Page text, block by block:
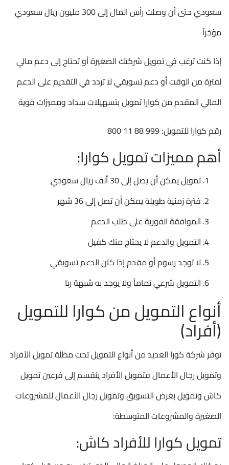
سعودي حتى أن وصلت رأس المال إلى 300 مليون ريال سعودي
مؤخراً
إذا كنت ترغب في تمويل شركتك الصغيرة أو تحتاج إلى دعم مالي
لفترة من الوقت أو دعم تسويقي لا تردد في التقديم على الدعم
المالي المقدم من كوارا تمويل بتسهيلات سداد ومميزات قوية
رقم كوارا للتمويل: 999 88 11 800
أهم مميزات تمويل كوارا:
تمويل يمكن أن يصل إلى 30 ألف ريال سعودي
فترة زمنية طويلة يمكن أن تصل إلى 36 شهر
الموافقة الفورية على طلب الدعم
التمويل والدعم لا يحتاج منك كفيل
لا توجد رسوم أو مقدم إذا كان الدعم تسويقي
التمويل شرعي تماماً ولا يوجد به شبهة ربا
أنواع التمويل من كوارا للتمويل
(أفراد)
توفر شركة كورا العديد من أنواع التمويل تحت مظلة تمويل الأفراد
وتمويل رجال الأعمال فتمويل الأفراد ينقسم إلى فرعين تمويل
كاش وتمويل بغرض التسويق وتمويل رجال الأعمال للمشروعات
الصغيرة والمشروعات المتوسطة:
تمويل كوارا للأفراد كاش: